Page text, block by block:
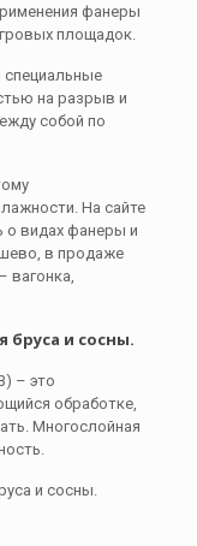
фанеры
площадок.
на разрыв и
собой по
На сайте
о видах фанеры и
в продаже
вагонка,
бруса и сосны.
– это
обработке,
Многослойная